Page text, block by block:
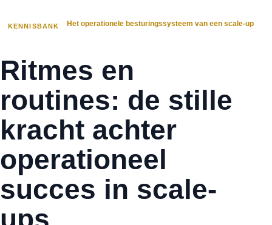
KENNISBANK Het operationele besturingssysteem van een scale‑up
Ritmes en
routines: de stille
kracht achter
operationeel
succes in scale-